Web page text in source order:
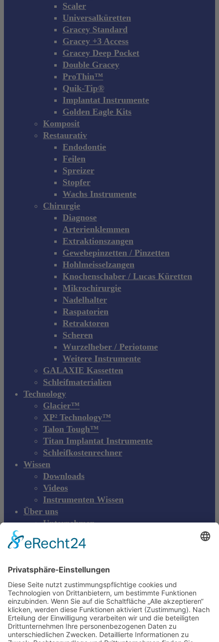
Scaler
Universalküretten
Gracey Standard
Gracey +3 Access
Gracey Deep Pocket
Double Gracey
ProThin™
Quik-Tip®
Implantat Instrumente
Golden Eagle Kits
Komposit
Restaurativ
Endodontie
Feilen
Spreizer
Stopfer
Wachs Instrumente
Chirurgie
Diagnose
Arterienklemmen
Extraktionszangen
Gewebepinzetten / Pinzetten
Hohlmeisselzangen
Knochenschaber / Lucas Küretten
Mikrochirurgie
Nadelhalter
Raspatorien
Retraktoren
Scheren
Wurzelheber / Periotome
Weitere Instrumente
GALAXIE Kassetten
Schleifmaterialien
Technology
Glacier™
XP² Technology™
Talon Tough™
Titan Implantat Instrumente
Schleifkostenrechner
Wissen
Downloads
Videos
Instrumenten Wissen
Über uns
Unternehmen
Kontakt
DE
DE
EN
Young Innovations
Europe GmbH
Mittermaierstraße 31